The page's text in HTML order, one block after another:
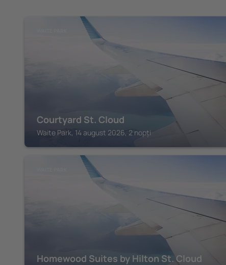
Courtyard St. Cloud
Waite Park, 14 august 2026, 2 nopți
Homewood Suites by Hilton St. Cloud